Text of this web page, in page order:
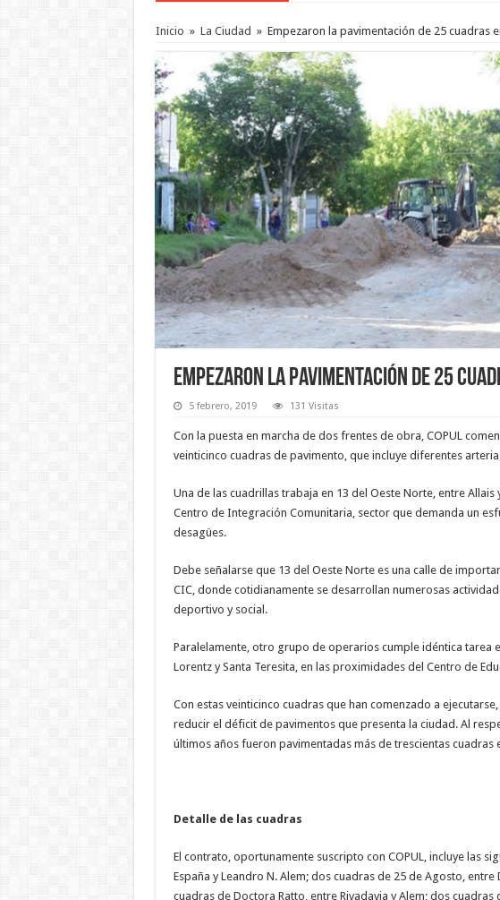
Inicio » La Ciudad » Empezaron la pavimentación de 25 cuadras
Empezaron la pavimentación de 25
5 febrero, 2019 131 Visitas
Con la puesta en marcha de dos frentes de obra, COPUL
veinticinco cuadras de pavimento, que incluye diferentes
Una de las cuadrillas trabaja en 13 del Oeste Norte, entre Allais
Centro de Integración Comunitaria, sector que demanda un
desagües.
Debe señalarse que 13 del Oeste Norte es una calle de
CIC, donde cotidianamente se desarrollan numerosas
deportivo y social.
Paralelamente, otro grupo de operarios cumple idéntica tarea
Lorentz y Santa Teresita, en las proximidades del Centro de
Con estas veinticinco cuadras que han comenzado a
reducir el déficit de pavimentos que presenta la ciudad. Al
últimos años fueron pavimentadas más de trescientas cuadras
Detalle de las cuadras
El contrato, oportunamente suscripto con COPUL, incluye las
España y Leandro N. Alem; dos cuadras de 25 de Agosto,
cuadras de Doctora Ratto, entre Rivadavia y Alem; dos cuadras